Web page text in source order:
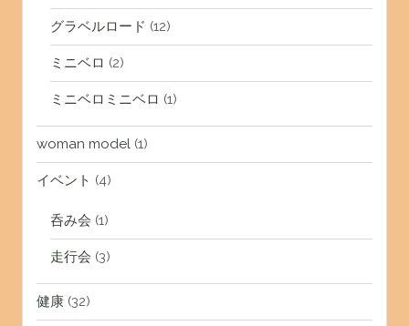
グラベルロード (12)
ミニベロ (2)
ミニベロミニベロ (1)
woman model(1)
イベント (4)
呑み会 (1)
走行会 (3)
健康(32)